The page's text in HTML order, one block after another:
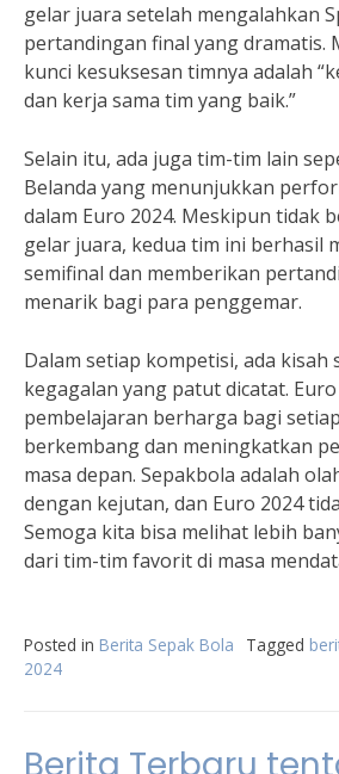
gelar juara setelah mengalahkan
pertandingan final yang dramatis.
kunci kesuksesan timnya adalah
dan kerja sama tim yang baik.”
Selain itu, ada juga tim-tim lain
Belanda yang menunjukkan
dalam Euro 2024. Meskipun tidak
gelar juara, kedua tim ini berhasil
semifinal dan memberikan
menarik bagi para penggemar.
Dalam setiap kompetisi, ada kisah
kegagalan yang patut dicatat.
pembelajaran berharga bagi
berkembang dan meningkatkan
masa depan. Sepakbola adalah
dengan kejutan, dan Euro 2024
Semoga kita bisa melihat lebih
dari tim-tim favorit di masa
Posted in Berita Sepak Bola Tagged
2024